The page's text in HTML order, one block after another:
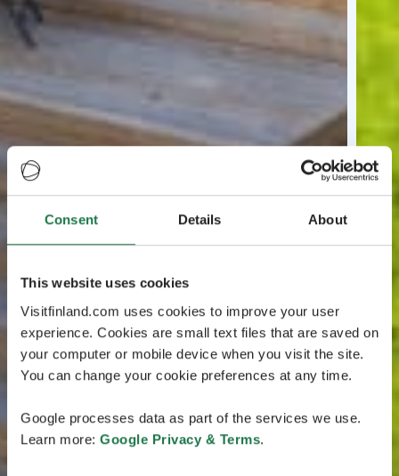
Consent Details About
This website uses cookies
Visitfinland.com uses cookies to improve your user
experience. Cookies are small text files that are saved on
your computer or mobile device when you visit the site.
You can change your cookie preferences at any time.
Google processes data as part of the services we use.
Learn more: Google Privacy & Terms.